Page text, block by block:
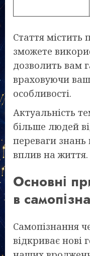
Стаття містить
зможете
дозволить вам
враховуючи
особливості.
Актуальність
більше людей
переваги знань
вплив на життя.
Основні
в
Самопізнання
відкриває нові